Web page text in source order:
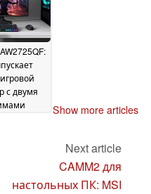
December 2024
с двумя
Show more articles
Next article
CAMM2 для
настольных ПК: MSI